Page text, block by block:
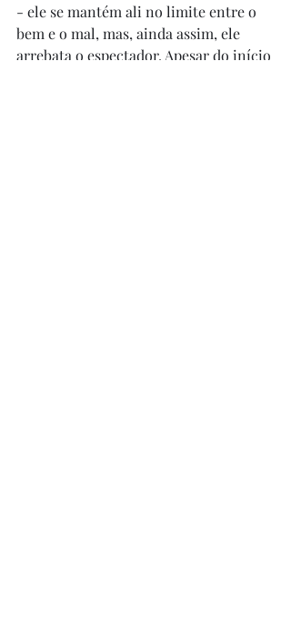
- ele se mantém ali no limite entre o
bem e o mal, mas, ainda assim, ele
arrebata o espectador. Apesar do início